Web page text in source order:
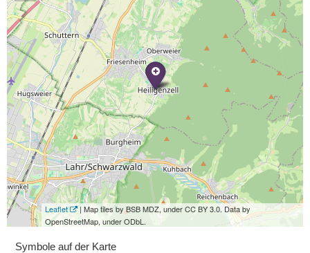
Leaflet
| Map tiles by BSB MDZ, under CC BY 3.0. Data by
OpenStreetMap, under ODbL.
Symbole auf der Karte